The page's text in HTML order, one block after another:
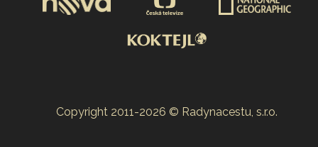
Copyright 2011-2026 © Radynacestu, s.r.o.